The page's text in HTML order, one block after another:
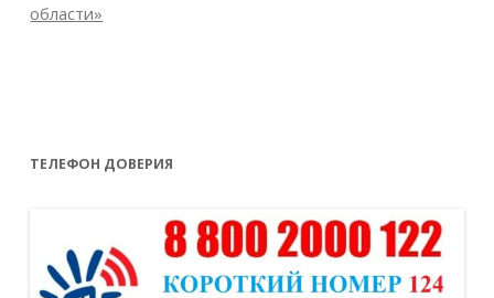
области»
ТЕЛЕФОН ДОВЕРИЯ